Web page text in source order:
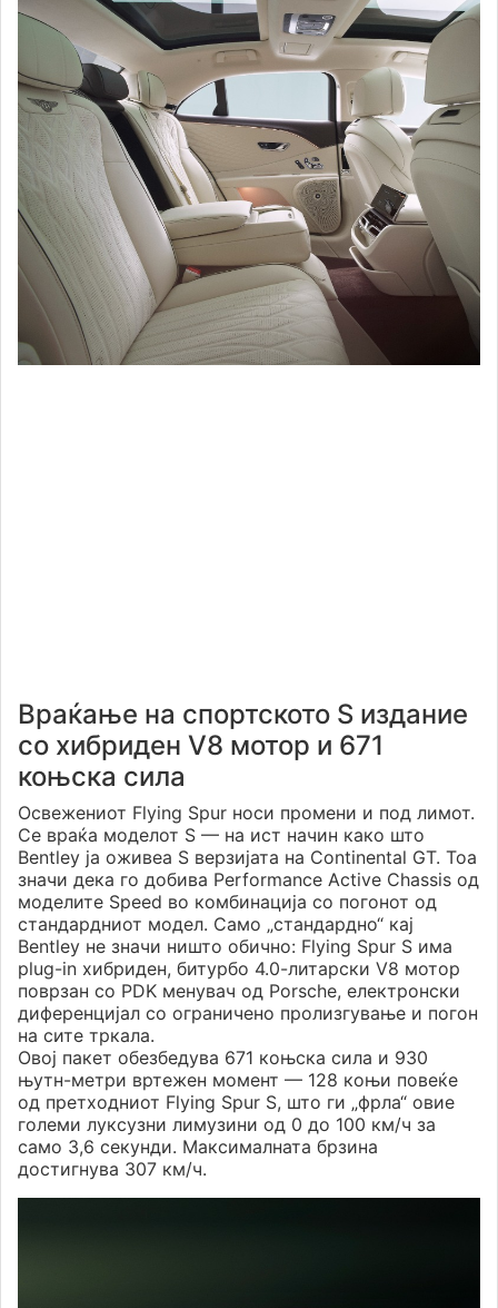
Враќање на спортското S издание
со хибриден V8 мотор и 671
коњска сила
Освежениот Flying Spur носи промени и под лимот.
Се враќа моделот S — на ист начин како што
Bentley ја оживеа S верзијата на Continental GT. Тоа
значи дека го добива Performance Active Chassis од
моделите Speed во комбинација со погонот од
стандардниот модел. Само „стандардно“ кај
Bentley не значи ништо обично: Flying Spur S има
plug-in хибриден, битурбо 4.0-литарски V8 мотор
поврзан со PDK менувач од Porsche, електронски
диференцијал со ограничено пролизгување и погон
на сите тркала.
Овој пакет обезбедува 671 коњска сила и 930
њутн-метри вртежен момент — 128 коњи повеќе
од претходниот Flying Spur S, што ги „фрла“ овие
големи луксузни лимузини од 0 до 100 км/ч за
само 3,6 секунди. Максималната брзина
достигнува 307 км/ч.